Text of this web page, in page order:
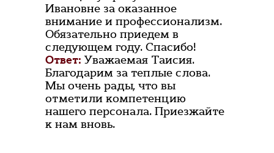
Ивановне за оказанное
внимание и профессионализм.
Обязательно приедем в
следующем году. Спасибо!
Ответ: Уважаемая Таисия.
Благодарим за теплые слова.
Мы очень рады, что вы
отметили компетенцию
нашего персонала. Приезжайте
к нам вновь.